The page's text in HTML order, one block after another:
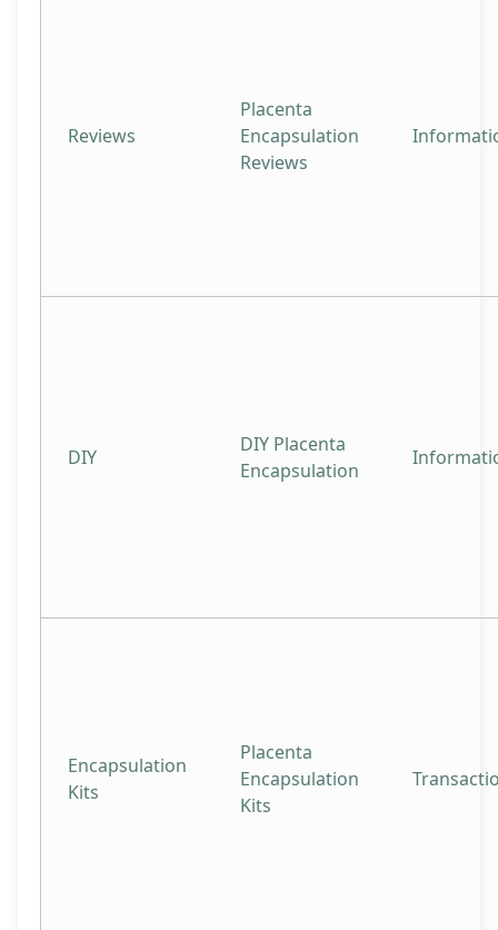
Reviews
Placenta
Encapsulation
Reviews
DIY
DIY Placenta
Encapsulation
Encapsulation
Kits
Placenta
Encapsulation
Kits